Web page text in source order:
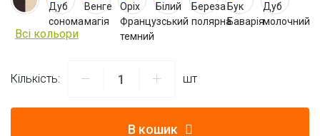
Всі кольори
Кількість: шт
В кошик